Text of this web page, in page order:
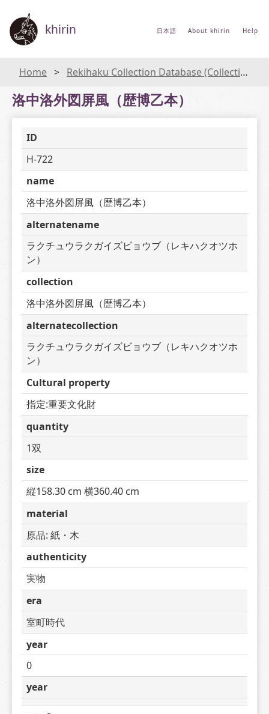
khirin 日本語 About khirin Help
Home Rekihaku Collection Database (Collections Database of the National Museum of Japanese History)
洛中洛外図屏風（歴博乙本）
ID
H-722
name
洛中洛外図屏風（歴博乙本）
alternatename
ラクチュウラクガイズビョウブ（レキハクオツホ
ン）
collection
洛中洛外図屏風（歴博乙本）
alternatecollection
ラクチュウラクガイズビョウブ（レキハクオツホ
ン）
Cultural property
指定:重要文化財
quantity
1双
size
縦158.30 cm 横360.40 cm
material
原品: 紙・木
authenticity
実物
era
室町時代
year
0
year